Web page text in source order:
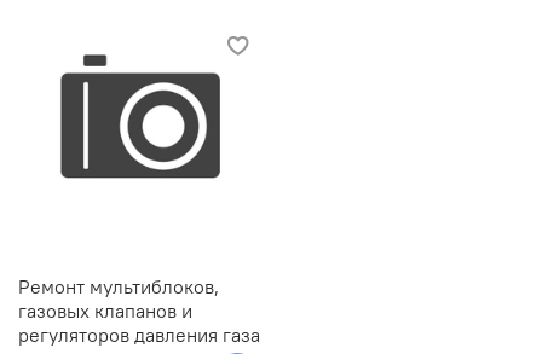
Ремонт мультиблоков,
газовых клапанов и
регуляторов давления газа